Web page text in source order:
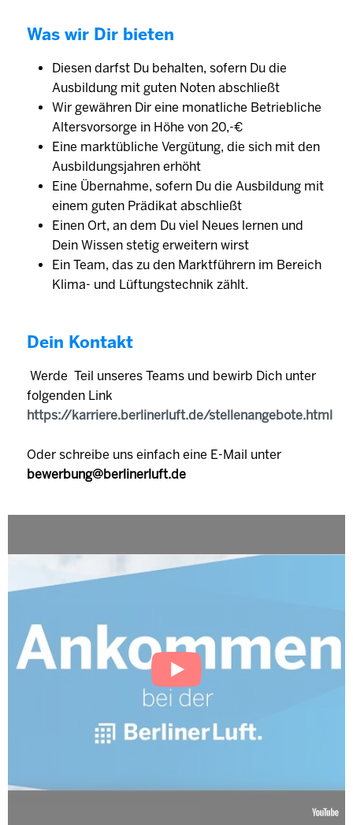
Was wir Dir bieten
Diesen darfst Du behalten, sofern Du die
Ausbildung mit guten Noten abschließt
Wir gewähren Dir eine monatliche Betriebliche
Altersvorsorge in Höhe von 20,-€
Eine marktübliche Vergütung, die sich mit den
Ausbildungsjahren erhöht
Eine Übernahme, sofern Du die Ausbildung mit
einem guten Prädikat abschließt
Einen Ort, an dem Du viel Neues lernen und
Dein Wissen stetig erweitern wirst
Ein Team, das zu den Marktführern im Bereich
Klima- und Lüftungstechnik zählt.
Dein Kontakt
Werde Teil unseres Teams und bewirb Dich unter
folgenden Link
https://karriere.berlinerluft.de/stellenangebote.html
Oder schreibe uns einfach eine E-Mail unter
bewerbung@berlinerluft.de